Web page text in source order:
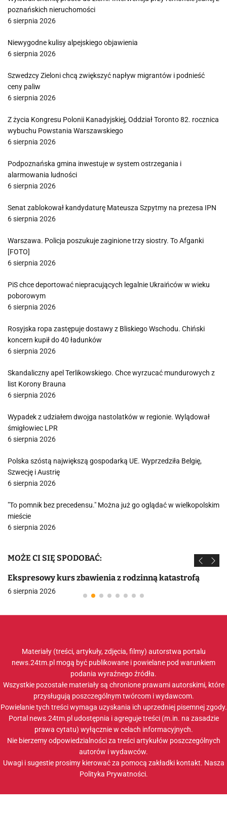
poznańskich nieruchomości
6 sierpnia 2026
Niewygodne kulisy alpejskiego objawienia
6 sierpnia 2026
Szwedzcy Zieloni chcą zwiększyć napływ migrantów i podnieść
ceny paliw
6 sierpnia 2026
Z życia Kongresu Polonii Kanadyjskiej, Oddział Toronto 82. rocznica
wybuchu Powstania Warszawskiego
6 sierpnia 2026
Podpoznańska gmina inwestuje w system ostrzegania i
alarmowania ludności
6 sierpnia 2026
Senat zablokował kandydaturę Mateusza Szpytmy na prezesa IPN
6 sierpnia 2026
Warszawa. Policja poszukuje zaginione trzy siostry. To Afganki
[FOTO]
6 sierpnia 2026
PiS chce deportować niepracujących legalnie Ukraińców w wieku
poborowym
6 sierpnia 2026
Rosyjska ropa zastępuje dostawy z Bliskiego Wschodu. Chiński
koncern kupił do 40 ładunków
6 sierpnia 2026
Skandaliczny apel Terlikowskiego. Chce wyrzucać mundurowych z
list Korony Brauna
6 sierpnia 2026
Wypadek z udziałem dwojga nastolatków w regionie. Wylądował
śmigłowiec LPR
6 sierpnia 2026
Polska szóstą największą gospodarką UE. Wyprzedziła Belgię,
Szwecję i Austrię
6 sierpnia 2026
"To pomnik bez precedensu." Można już go oglądać w wielkopolskim
mieście
6 sierpnia 2026
MOŻE CI SIĘ SPODOBAĆ:
Ekspresowy kurs zbawienia z rodzinną katastrofą
6 sierpnia 2026
Materiały (treści, artykuły, zdjęcia, filmy) autorstwa portalu
news.24tm.pl mogą być publikowane i powielane pod warunkiem
podania wyraźnego źródła.
Wszystkie pozostałe materiały są chronione prawami autorskimi, które
przysługują poszczególnym twórcom i wydawcom.
Powielanie tych treści wymaga uzyskania ich uprzedniej pisemnej zgody.
Portal news.24tm.pl udostępnia i agreguje treści (m.in. na zasadzie
prawa cytatu) wyłącznie w celach informacyjnych.
Nie bierzemy odpowiedzialności za treści artykułów poszczególnych
autorów i wydawców.
Uwagi i sugestie prosimy kierować za pomocą zakładki kontakt. Nasza
Polityka Prywatności.